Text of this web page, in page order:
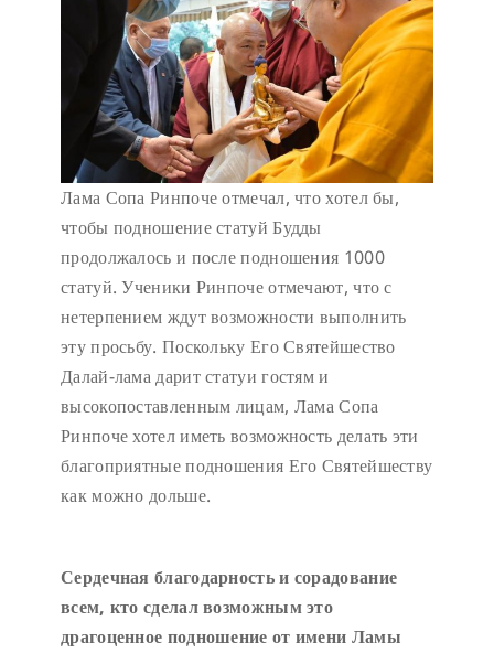
Лама Сопа Ринпоче отмечал, что хотел бы,
чтобы подношение статуй Будды
продолжалось и после подношения 1000
статуй. Ученики Ринпоче отмечают, что с
нетерпением ждут возможности выполнить
эту просьбу. Поскольку Его Святейшество
Далай-лама дарит статуи гостям и
высокопоставленным лицам, Лама Сопа
Ринпоче хотел иметь возможность делать эти
благоприятные подношения Его Святейшеству
как можно дольше.
Сердечная благодарность и сорадование
всем, кто сделал возможным это
драгоценное подношение от имени Ламы